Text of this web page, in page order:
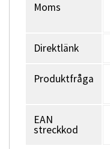
Moms
Direktlänk
Produktfråga
EAN
streckkod